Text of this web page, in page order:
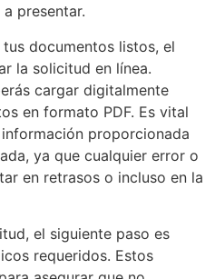
presentar.
documentos listos, el
la solicitud en línea.
cargar digitalmente
en formato PDF. Es vital
proporcionada
ya que cualquier error o
en retrasos o incluso en la
el siguiente paso es
requeridos. Estos